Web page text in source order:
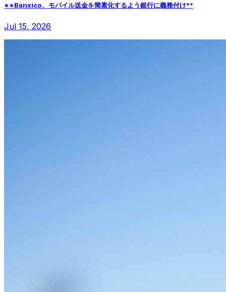
**Banxico、モバイル送金を簡素化するよう銀行に義務付け**
Jul 15, 2026